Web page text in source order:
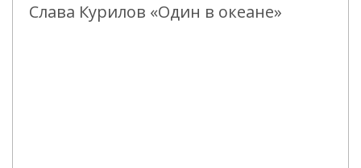
Слава Курилов «Один в океане»